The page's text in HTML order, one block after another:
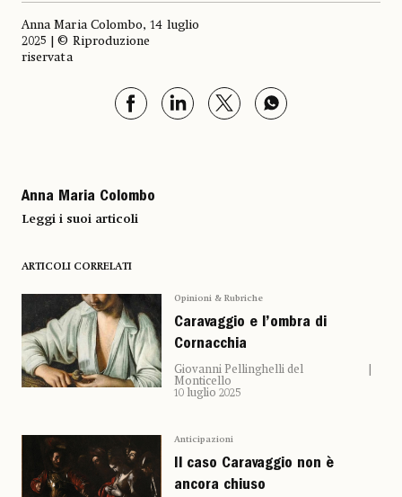
Anna Maria Colombo, 14 luglio
2025 | © Riproduzione
riservata
Anna Maria Colombo
Leggi i suoi articoli
ARTICOLI CORRELATI
Opinioni & Rubriche
Caravaggio e l’ombra di
Cornacchia
Giovanni Pellinghelli del
Monticello
10 luglio 2025
Anticipazioni
Il caso Caravaggio non è
ancora chiuso